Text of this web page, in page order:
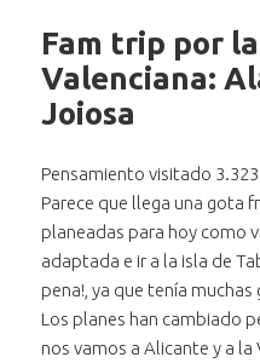
Fam trip por
Valenciana:
Joiosa
Pensamiento visitado 3.323
Parece que llega una gota
planeadas para hoy como
adaptada e ir a la isla de
pena!, ya que tenía muchas
Los planes han cambiado
nos vamos a Alicante y a la